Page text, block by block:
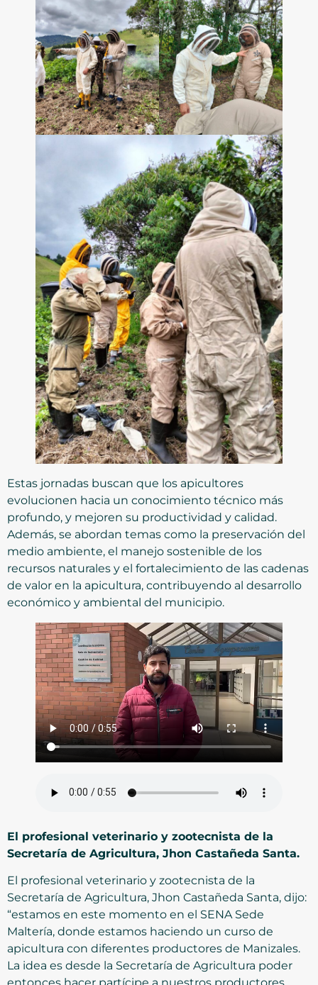
Estas jornadas buscan que los apicultores
evolucionen hacia un conocimiento técnico más
profundo, y mejoren su productividad y calidad.
Además, se abordan temas como la preservación del
medio ambiente, el manejo sostenible de los
recursos naturales y el fortalecimiento de las cadenas
de valor en la apicultura, contribuyendo al desarrollo
económico y ambiental del municipio.
El profesional veterinario y zootecnista de la
Secretaría de Agricultura, Jhon Castañeda Santa.
El profesional veterinario y zootecnista de la
Secretaría de Agricultura, Jhon Castañeda Santa, dijo:
“estamos en este momento en el SENA Sede
Maltería, donde estamos haciendo un curso de
apicultura con diferentes productores de Manizales.
La idea es desde la Secretaría de Agricultura poder